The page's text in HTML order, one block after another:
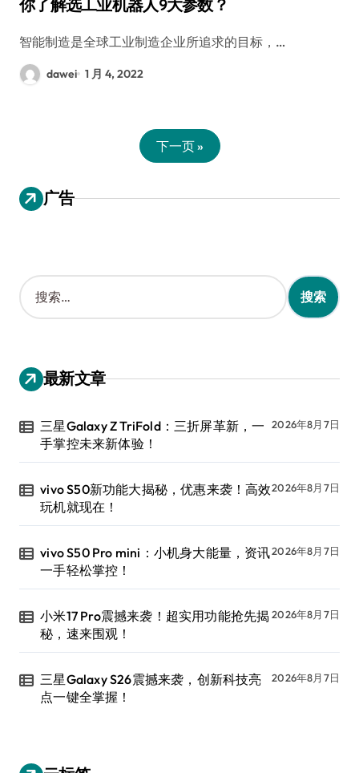
你了解选工业机器人9大参数？
智能制造是全球工业制造企业所追求的目标，…
dawei 1 月 4, 2022
下一页 »
广告
搜
索
：
最新文章
三星Galaxy Z TriFold：三折屏革新，一
手掌控未来新体验！
2026年8月7日
vivo S50新功能大揭秘，优惠来袭！高效
玩机就现在！
2026年8月7日
vivo S50 Pro mini：小机身大能量，资讯
一手轻松掌控！
2026年8月7日
小米17 Pro震撼来袭！超实用功能抢先揭
秘，速来围观！
2026年8月7日
三星Galaxy S26震撼来袭，创新科技亮
点一键全掌握！
2026年8月7日